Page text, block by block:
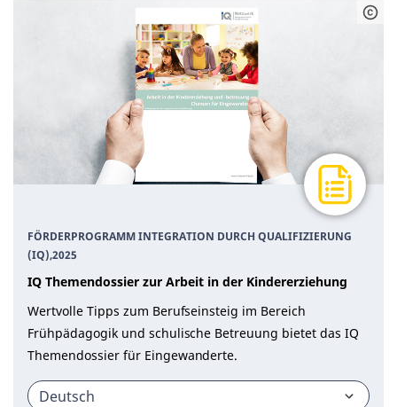
FÖRDERPROGRAMM INTEGRATION DURCH QUALIFIZIERUNG
(IQ),2025
IQ Themendossier zur Arbeit in der Kindererziehung
Wertvolle Tipps zum Berufseinsteig im Bereich
Frühpädagogik und schulische Betreuung bietet das IQ
Themendossier für Eingewanderte.